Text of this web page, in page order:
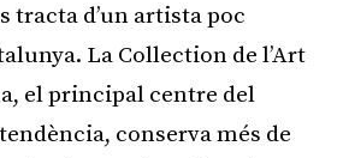
tracta d’un artista poc
La Collection de l’Art
el principal centre del
conserva més de